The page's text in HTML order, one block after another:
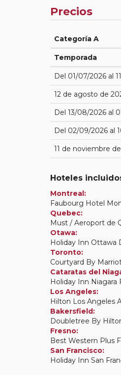
Precios
Categoría A
Temporada
Del 01/07/2026 al
12 de agosto de
Del 13/08/2026 al
Del 02/09/2026 al
11 de noviembre
Hoteles
Montreal:
Faubourg Hotel
Quebec:
Must / Aeroport de
Otawa:
Holiday Inn Ottawa
Toronto:
Courtyard By
Cataratas del
Holiday Inn Niagara
Los Angeles:
Hilton Los Angeles
Bakersfield:
Doubletree By
Fresno:
Best Western Plus
San Francisco:
Holiday Inn San